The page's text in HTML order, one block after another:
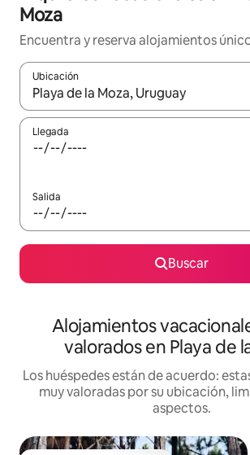
Moza
Encuentra y reserva alojamientos
Ubicación
Cuando los resultados estén
Llegada
Salida
Buscar
Alojamientos
valorados en Playa de
Los huéspedes están de acuerdo:
muy valoradas por su ubicación,
aspectos.